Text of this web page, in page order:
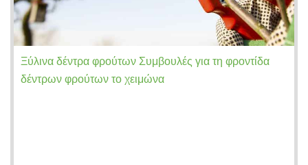
Ξύλινα δέντρα φρούτων Συμβουλές για τη φροντίδα
δέντρων φρούτων το χειμώνα